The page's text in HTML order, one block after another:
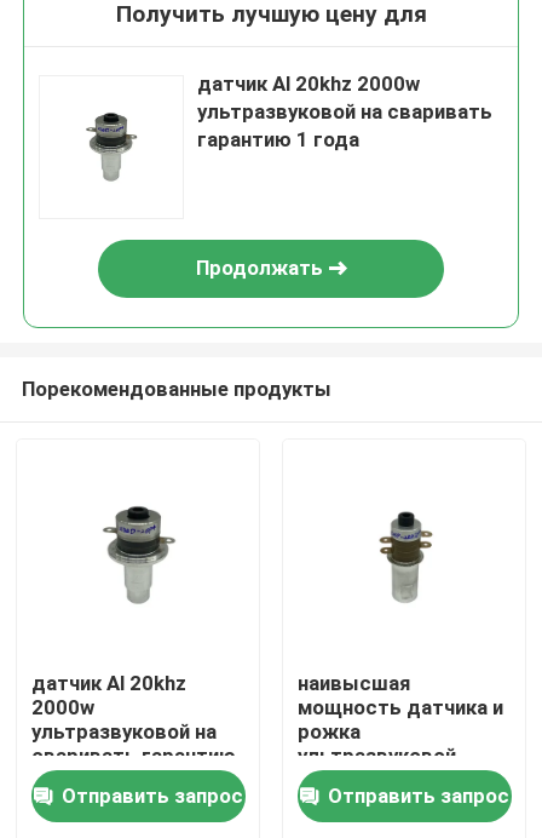
Продукты
О нас
Получить лучшую цену для
датчик Al 20khz 2000w
ультразвуковой на сваривать
гарантию 1 года
Продолжать
Порекомендованные продукты
датчик Al 20khz
2000w
ультразвуковой на
сваривать гарантию
1 года
Отправить запрос
наивысшая
мощность датчика и
рожка
ультразвуковой
заварки 2600w
2000w 20khz
Отправить запрос